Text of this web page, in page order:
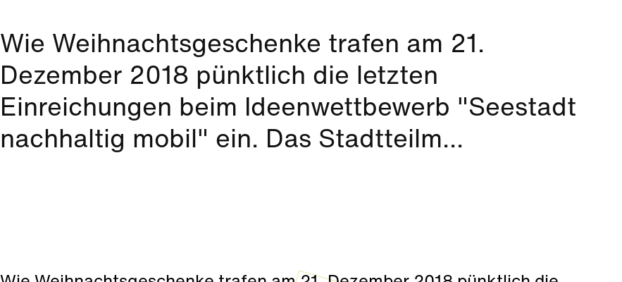
Wie Weihnachtsgeschenke trafen am 21.
Dezember 2018 pünktlich die letzten
Einreichungen beim Ideenwettbewerb "Seestadt
nachhaltig mobil" ein. Das Stadtteilm...